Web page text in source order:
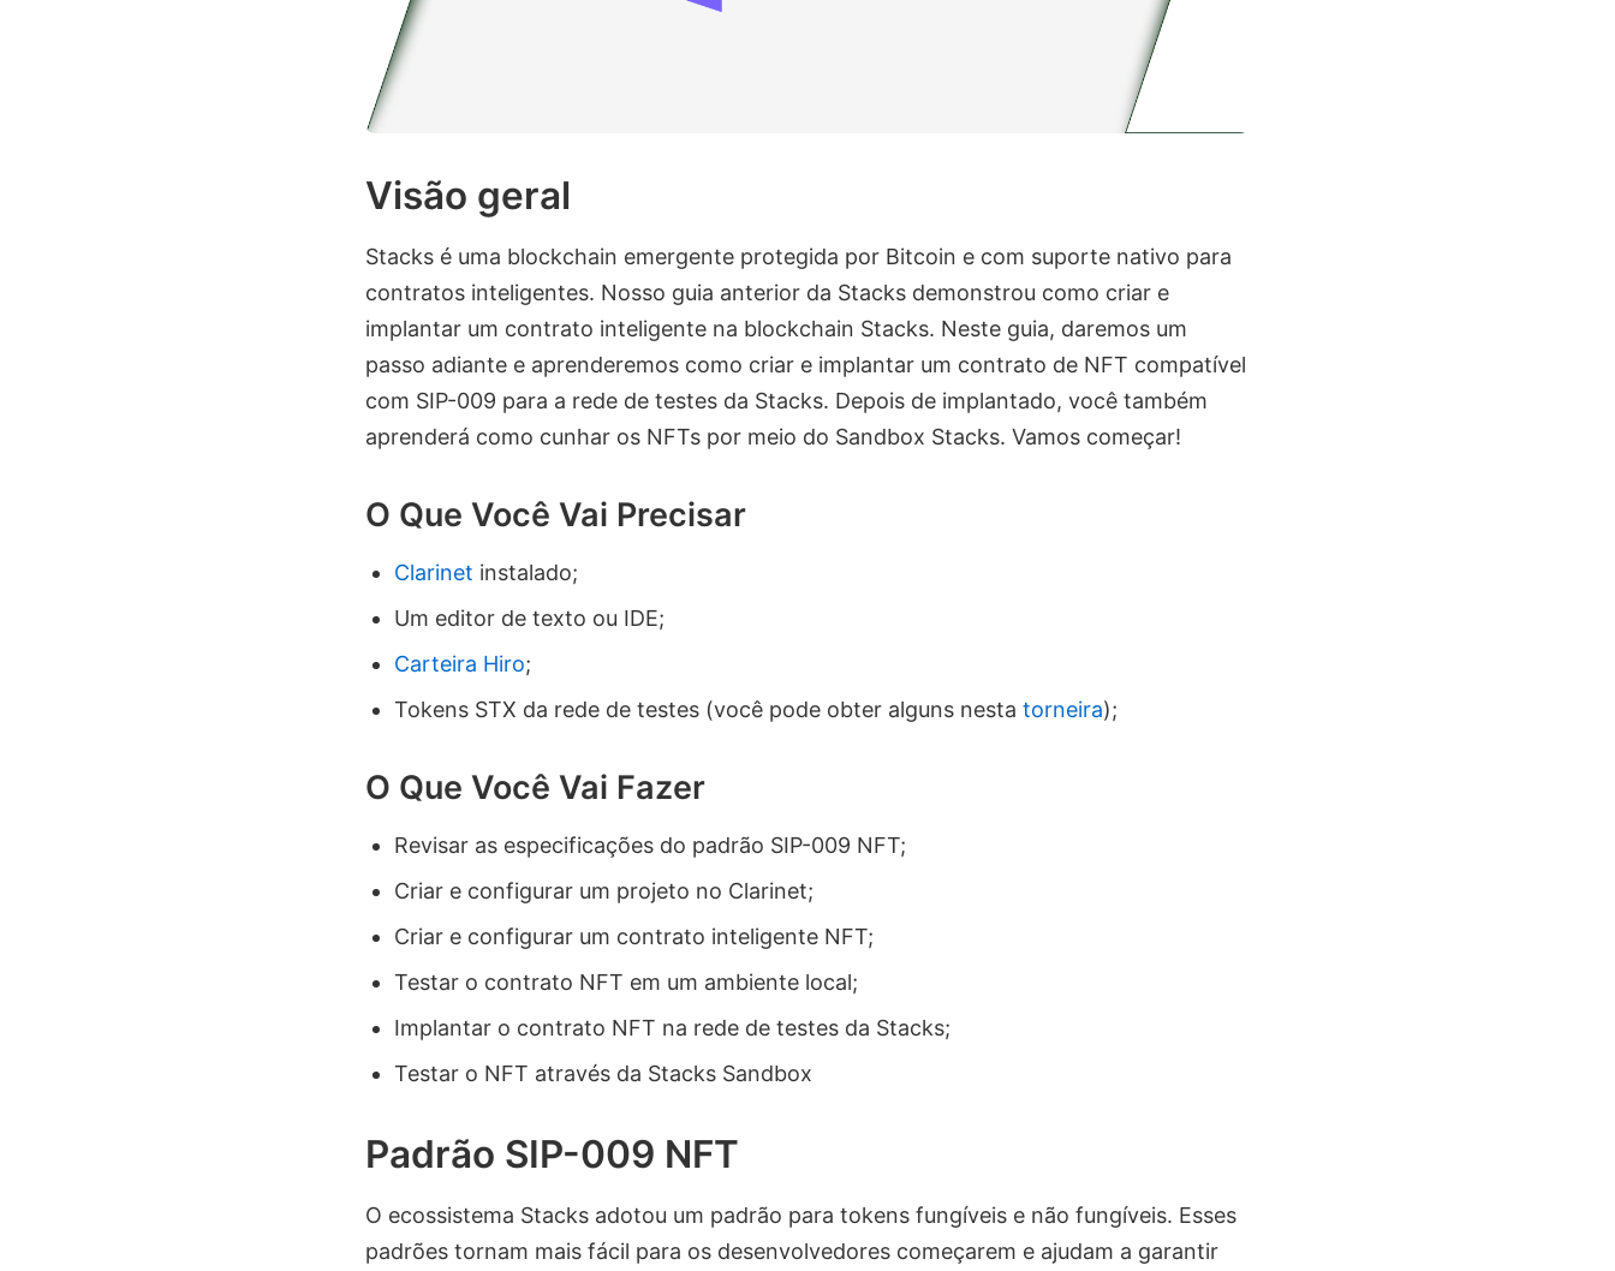
Visão geral
Stacks é uma blockchain emergente protegida por Bitcoin e com suporte nativo para
contratos inteligentes. Nosso guia anterior da Stacks demonstrou como criar e
implantar um contrato inteligente na blockchain Stacks. Neste guia, daremos um
passo adiante e aprenderemos como criar e implantar um contrato de NFT compatível
com SIP-009 para a rede de testes da Stacks. Depois de implantado, você também
aprenderá como cunhar os NFTs por meio do Sandbox Stacks. Vamos começar!
O Que Você Vai Precisar
Clarinet instalado;
Um editor de texto ou IDE;
Carteira Hiro;
Tokens STX da rede de testes (você pode obter alguns nesta torneira);
O Que Você Vai Fazer
Revisar as especificações do padrão SIP-009 NFT;
Criar e configurar um projeto no Clarinet;
Criar e configurar um contrato inteligente NFT;
Testar o contrato NFT em um ambiente local;
Implantar o contrato NFT na rede de testes da Stacks;
Testar o NFT através da Stacks Sandbox
Padrão SIP-009 NFT
O ecossistema Stacks adotou um padrão para tokens fungíveis e não fungíveis. Esses
padrões tornam mais fácil para os desenvolvedores começarem e ajudam a garantir